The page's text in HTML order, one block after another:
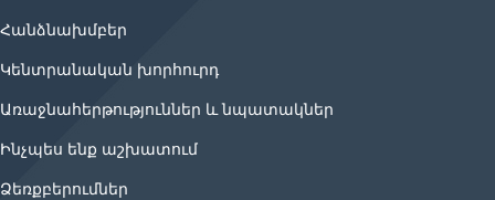
Հանձնախմբեր
Կենտրանական խորհուրդ
Առաջնահերթություններ և նպատակներ
Ինչպես ենք աշխատում
Ձեռքբերումներ